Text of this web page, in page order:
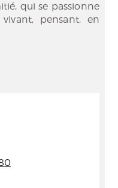
qui se passionne
pensant, en